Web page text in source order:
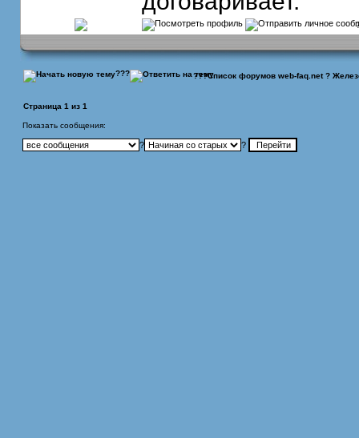
??? ???Список форумов web-faq.net?
Страница 1 из 1
Показать сообщения:
? ?